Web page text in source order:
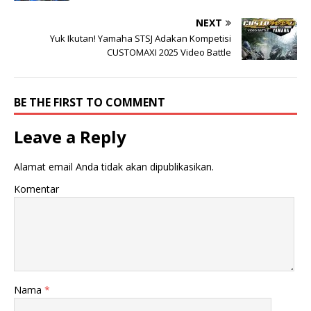
NEXT
Yuk Ikutan! Yamaha STSJ Adakan Kompetisi
CUSTOMAXI 2025 Video Battle
BE THE FIRST TO COMMENT
Leave a Reply
Alamat email Anda tidak akan dipublikasikan.
Komentar
Nama *